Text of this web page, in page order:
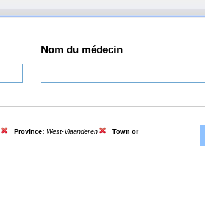
Nom du médecin
Province: West-Vlaanderen
Town or